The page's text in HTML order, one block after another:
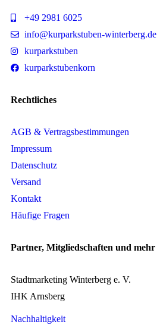
+49 2981 6025
info@kurparkstuben-winterberg.de
kurparkstuben
kurparkstubenkorn
Rechtliches
AGB & Vertragsbestimmungen
Impressum
Datenschutz
Versand
Kontakt
Häufige Fragen
Partner, Mitgliedschaften und mehr
Stadtmarketing Winterberg e. V.
IHK Arnsberg
Nachhaltigkeit